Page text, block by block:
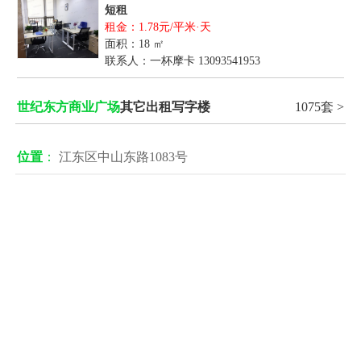
短租
租金：1.78元/平米·天
面积：18 ㎡
联系人：一杯摩卡 13093541953
1075套 >
世纪东方商业广场其它出租写字楼
位置： 江东区中山东路1083号